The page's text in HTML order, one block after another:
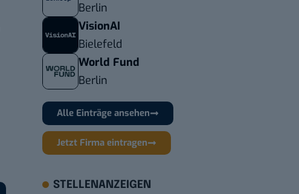
Berlin
VisionAI
Bielefeld
World Fund
Berlin
Alle Einträge ansehen
Jetzt Firma eintragen
STELLENANZEIGEN